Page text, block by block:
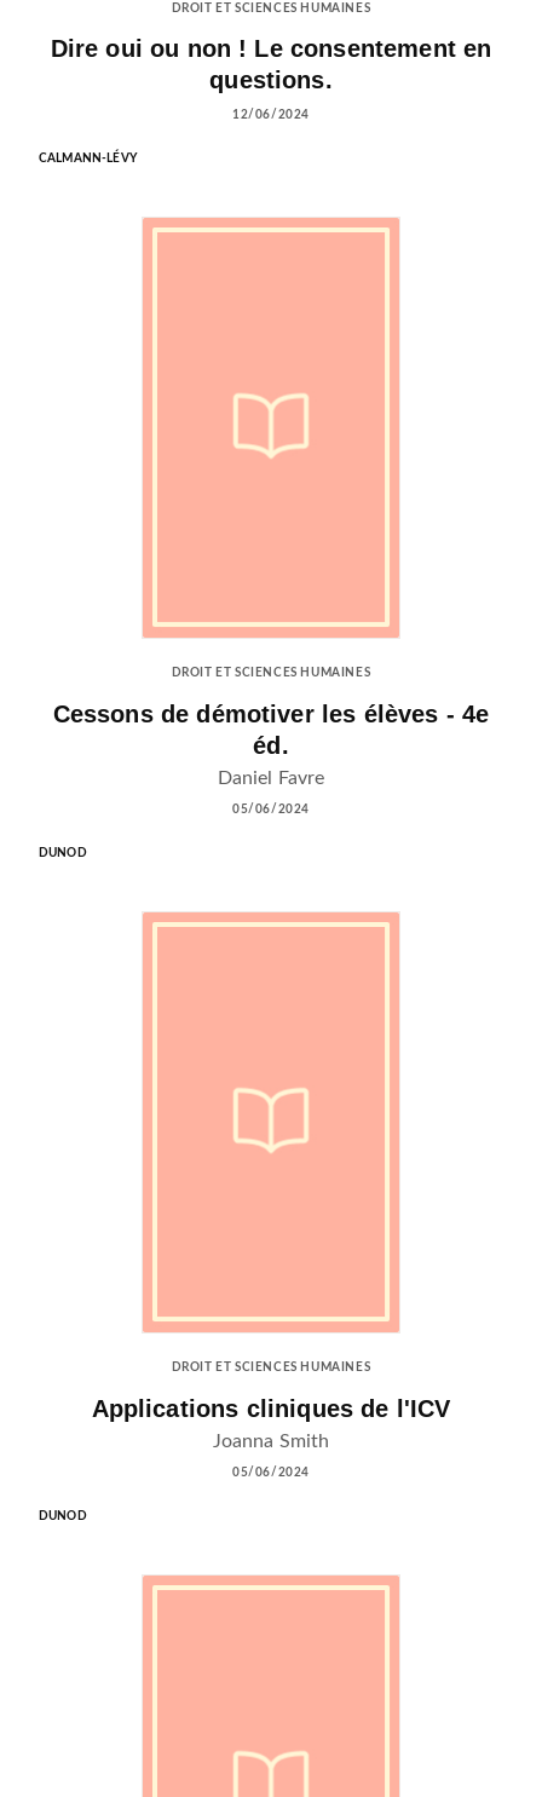
DROIT ET SCIENCES HUMAINES
Dire oui ou non ! Le consentement en
questions.
12/06/2024
CALMANN-LÉVY
DROIT ET SCIENCES HUMAINES
Cessons de démotiver les élèves - 4e
éd.
Daniel Favre
05/06/2024
DUNOD
DROIT ET SCIENCES HUMAINES
Applications cliniques de l'ICV
Joanna Smith
05/06/2024
DUNOD